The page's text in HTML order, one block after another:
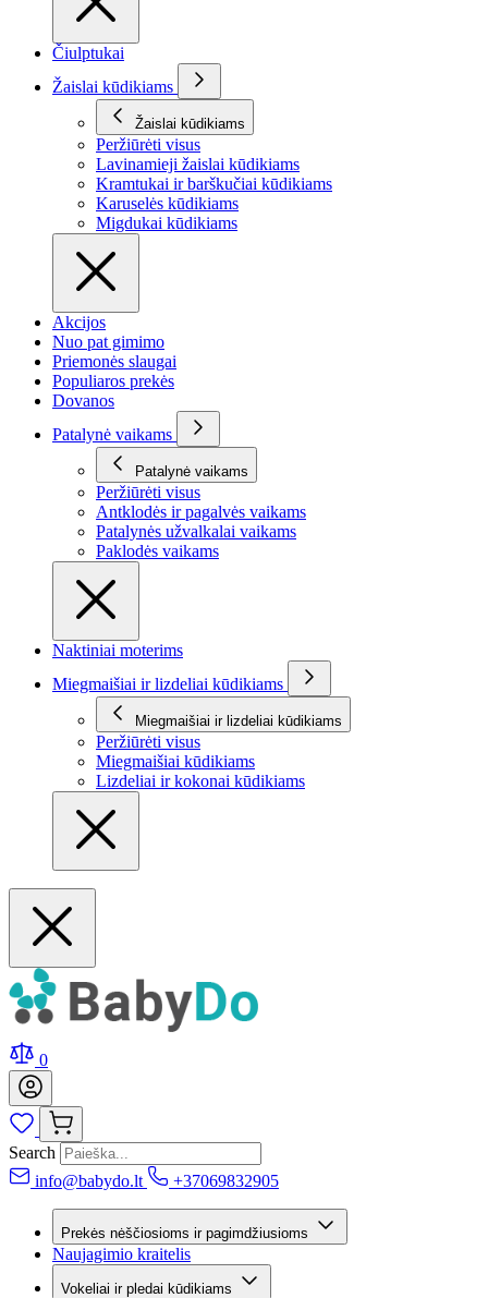
Čiulptukai
Žaislai kūdikiams
Žaislai kūdikiams
Peržiūrėti visus
Lavinamieji žaislai kūdikiams
Kramtukai ir barškučiai kūdikiams
Karuselės kūdikiams
Migdukai kūdikiams
Akcijos
Nuo pat gimimo
Priemonės slaugai
Populiaros prekės
Dovanos
Patalynė vaikams
Patalynė vaikams
Peržiūrėti visus
Antklodės ir pagalvės vaikams
Patalynės užvalkalai vaikams
Paklodės vaikams
Naktiniai moterims
Miegmaišiai ir lizdeliai kūdikiams
Miegmaišiai ir lizdeliai kūdikiams
Peržiūrėti visus
Miegmaišiai kūdikiams
Lizdeliai ir kokonai kūdikiams
0
Search
info@babydo.lt
+37069832905
Prekės nėščiosioms ir pagimdžiusioms
Naujagimio kraitelis
Vokeliai ir pledai kūdikiams